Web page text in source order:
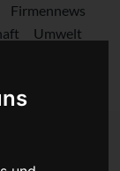
Firmennews
Umwelt